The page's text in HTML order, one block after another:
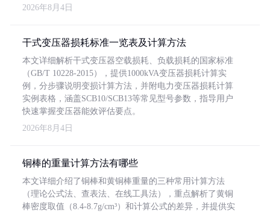
2026年8月4日
干式变压器损耗标准一览表及计算方法
本文详细解析干式变压器空载损耗、负载损耗的国家标准
（GB/T 10228-2015），提供1000kVA变压器损耗计算实
例，分步骤说明变损计算方法，并附电力变压器损耗计算
实例表格，涵盖SCB10/SCB13等常见型号参数，指导用户
快速掌握变压器能效评估要点。
2026年8月4日
铜棒的重量计算方法有哪些
本文详细介绍了铜棒和黄铜棒重量的三种常用计算方法
（理论公式法、查表法、在线工具法），重点解析了黄铜
棒密度取值（8.4-8.7g/cm³）和计算公式的差异，并提供实